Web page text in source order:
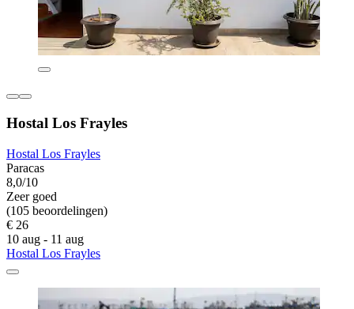
Hostal Los Frayles
Hostal Los Frayles
Paracas
8,0/10
Zeer goed
(105 beoordelingen)
€ 26
10 aug - 11 aug
Hostal Los Frayles